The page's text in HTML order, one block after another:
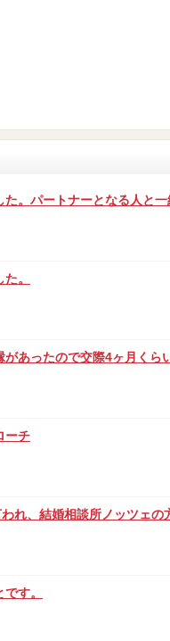
。パートナーとなる人と
。
あったので交際4ヶ月くら
ーチ
れ、結婚相談所ノッツェの
す。